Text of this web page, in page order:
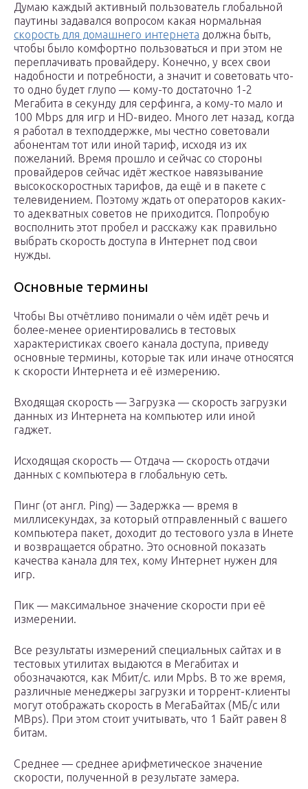
Думаю каждый активный пользователь глобальной
паутины задавался вопросом какая нормальная
скорость для домашнего интернета должна быть,
чтобы было комфортно пользоваться и при этом не
переплачивать провайдеру. Конечно, у всех свои
надобности и потребности, а значит и советовать что-
то одно будет глупо — кому-то достаточно 1-2
Мегабита в секунду для серфинга, а кому-то мало и
100 Mbps для игр и HD-видео. Много лет назад, когда
я работал в техподдержке, мы честно советовали
абонентам тот или иной тариф, исходя из их
пожеланий. Время прошло и сейчас со стороны
провайдеров сейчас идёт жесткое навязывание
высокоскоростных тарифов, да ещё и в пакете с
телевидением. Поэтому ждать от операторов каких-
то адекватных советов не приходится. Попробую
восполнить этот пробел и расскажу как правильно
выбрать скорость доступа в Интернет под свои
нужды.
Основные термины
Чтобы Вы отчётливо понимали о чём идёт речь и
более-менее ориентировались в тестовых
характеристиках своего канала доступа, приведу
основные термины, которые так или иначе относятся
к скорости Интернета и её измерению.
Входящая скорость — Загрузка — скорость загрузки
данных из Интернета на компьютер или иной
гаджет.
Исходящая скорость — Отдача — скорость отдачи
данных с компьютера в глобальную сеть.
Пинг (от англ. Ping) — Задержка — время в
миллисекундах, за который отправленный с вашего
компьютера пакет, доходит до тестового узла в Инете
и возвращается обратно. Это основной показать
качества канала для тех, кому Интернет нужен для
игр.
Пик — максимальное значение скорости при её
измерении.
Все результаты измерений специальных сайтах и в
тестовых утилитах выдаются в Мегабитах и
обозначаются, как Мбит/с. или Mpbs. В то же время,
различные менеджеры загрузки и торрент-клиенты
могут отображать скорость в МегаБайтах (МБ/с или
MBps). При этом стоит учитывать, что 1 Байт равен 8
битам.
Среднее — среднее арифметическое значение
скорости, полученной в результате замера.